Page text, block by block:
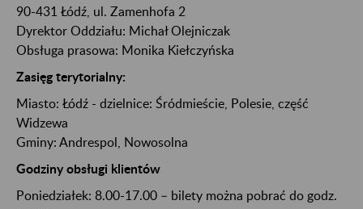
90-431 Łódź, ul. Zamenhofa 2
Dyrektor Oddziału: Michał Olejniczak
Obsługa prasowa: Monika Kiełczyńska
Zasięg terytorialny:
Miasto: Łódź - dzielnice: Śródmieście, Polesie, część
Widzewa
Gminy: Andrespol , Nowosolna
Godziny obsługi klientów
Poniedziałek: 8.00-17.00 – bilety można pobrać do godz.